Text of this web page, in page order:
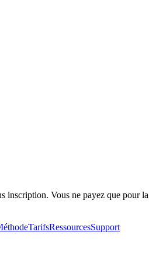
inscription. Vous ne payez que pour
TarifsRessourcesSupport